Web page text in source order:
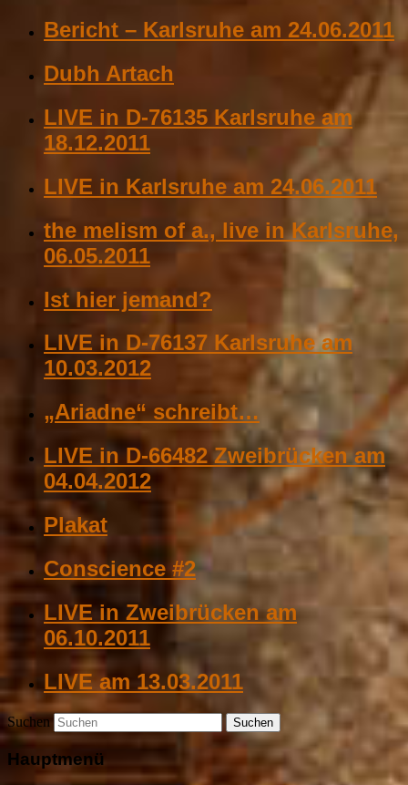
Bericht – Karlsruhe am 24.06.2011
Dubh Artach
LIVE in D-76135 Karlsruhe am
18.12.2011
LIVE in Karlsruhe am 24.06.2011
the melism of a., live in Karlsruhe,
06.05.2011
Ist hier jemand?
LIVE in D-76137 Karlsruhe am
10.03.2012
„Ariadne“ schreibt…
LIVE in D-66482 Zweibrücken am
04.04.2012
Plakat
Conscience #2
LIVE in Zweibrücken am
06.10.2011
LIVE am 13.03.2011
Suchen
Hauptmenü